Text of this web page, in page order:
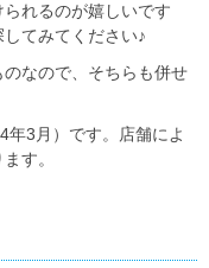
れるのが嬉しいです
てみてください♪
なので、そちらも併せ
3月）です。店舗によ
す。